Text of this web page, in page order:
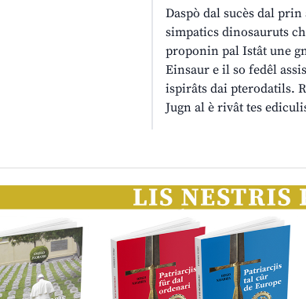
Daspò dal sucès dal
simpatics dinosauruts
proponin pal Istât une
Einsaur e il so fedêl
ispirâts dai pterodatils.
Jugn al è rivât tes